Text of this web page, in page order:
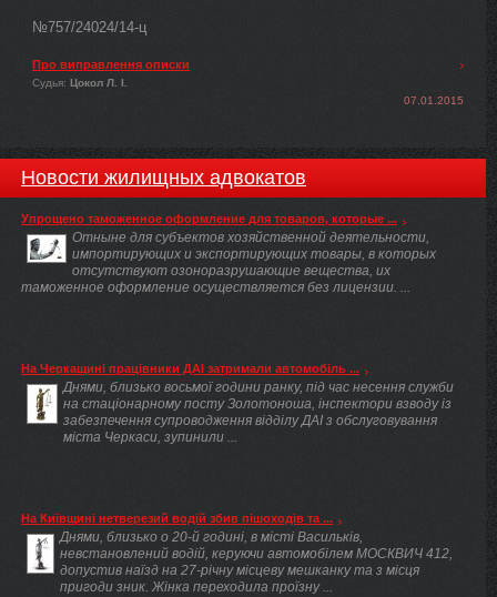
№757/24024/14-ц
Про виправлення описки
Судья: Цокол Л. І.
07.01.2015
Новости жилищных адвокатов
Упрощено таможенное оформление для товаров, которые ...
Отныне для субъектов хозяйственной деятельности,
импортирующих и экспортирующих товары, в которых
отсутствуют озоноразрушающие вещества, их
таможенное оформление осуществляется без лицензии. ...
На Черкащині працівники ДАІ затримали автомобіль ...
Днями, близько восьмої години ранку, під час несення служби
на стаціонарному посту Золотоноша, інспектори взводу із
забезпечення супроводження відділу ДАІ з обслуговування
міста Черкаси, зупинили ...
На Київщині нетверезий водій збив пішоходів та ...
Днями, близько о 20-й годині, в місті Васильків,
невстановлений водій, керуючи автомобілем МОСКВИЧ 412,
допустив наїзд на 27-річну місцеву мешканку та з місця
пригоди зник. Жінка переходила проїзну ...